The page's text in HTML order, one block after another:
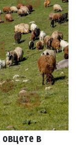
в